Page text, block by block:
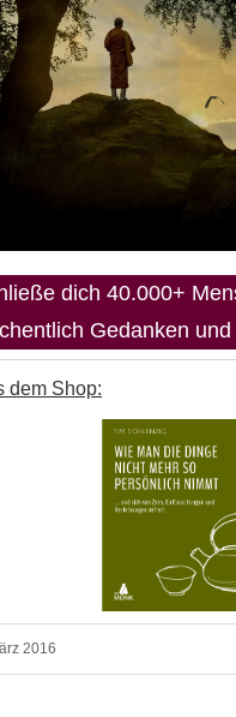
dich 40.000+
Gedanken
dem Shop:
2016